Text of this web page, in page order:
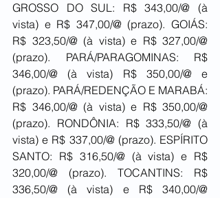
GROSSO DO SUL: R$ 343,00/@ (à
vista) e R$ 347,00/@ (prazo). GOIÁS:
R$ 323,50/@ (à vista) e R$ 327,00/@
(prazo). PARÁ/PARAGOMINAS: R$
346,00/@ (à vista) R$ 350,00/@ e
(prazo). PARÁ/REDENÇÃO E MARABÁ:
R$ 346,00/@ (à vista) e R$ 350,00/@
(prazo). RONDÔNIA: R$ 333,50/@ (à
vista) e R$ 337,00/@ (prazo). ESPÍRITO
SANTO: R$ 316,50/@ (à vista) e R$
320,00/@ (prazo). TOCANTINS: R$
336,50/@ (à vista) e R$ 340,00/@